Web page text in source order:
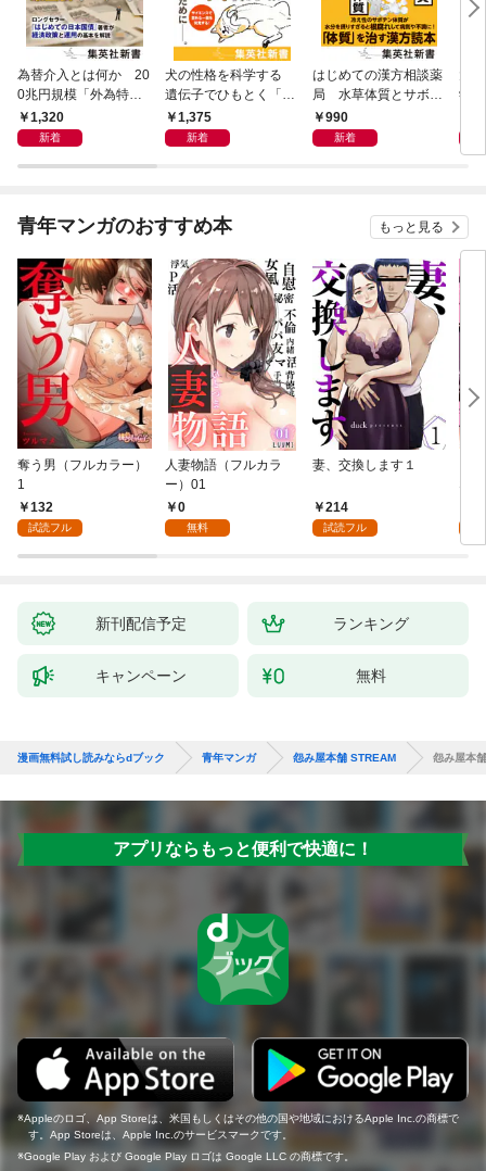
為替介入とは何か 20
0兆円規模「外為特
会」が生まれた謎
1,320
新着
犬の性格を科学する
遺伝子でひもとく「最
良の友」の進化
1,375
新着
はじめての漢方相談薬
局 水草体質とサボテ
ン体質
990
新着
学
青年マンガのおすすめ本 もっと見る
奪う男（フルカラー）
1
132
試読フル
人妻物語（フルカラ
ー）01
0
無料
妻、交換します１
214
試読フル
な
新刊配信予定 ランキング
キャンペーン 無料
漫画無料試し読みならdブック 青年マンガ 怨み屋本舗 STREAM 怨み屋本
アプリならもっと便利で快適に！
Appleのロゴ、App Storeは、米国もしくはその他の国や地域におけるApple Inc.の商標で
す。App Storeは、Apple Inc.のサービスマークです。
Google Play および Google Play ロゴは Google LLC の商標です。